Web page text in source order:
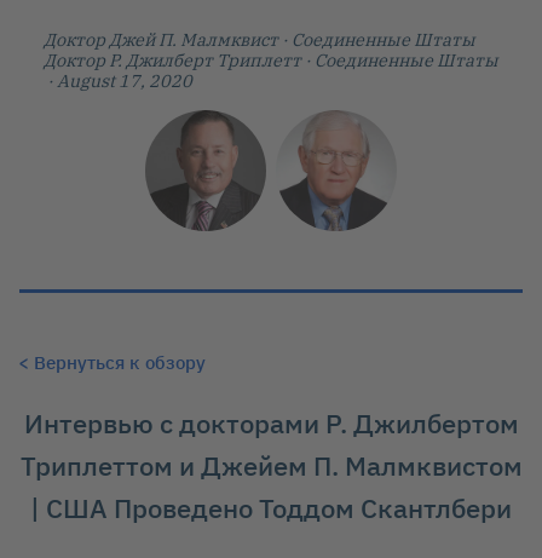
Доктор Джей П. Малмквист · Соединенные Штаты
Доктор Р. Джилберт Триплетт · Соединенные Штаты
· August 17, 2020
< Вернуться к обзору
Интервью с докторами Р. Джилбертом
Триплеттом и Джейем П. Малмквистом
| США Проведено Тоддом Скантлбери